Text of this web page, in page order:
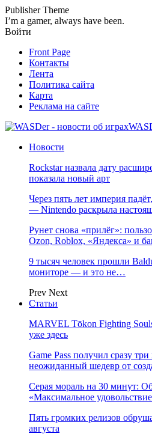
Publisher Theme
I’m a gamer, always have been.
Войти
Front Page
Контакты
Лента
Политика сайта
Карта
Реклама на сайте
Новости
Rockstar назвала дату
показала новый арт
Через пять лет империя
— Nintendo раскрыла
Рунет снова «прилёг»:
Ozon, Roblox, «Яндекса» и
9 тысяч человек прошли
мониторе — и это не…
Prev Next
Статьи
MARVEL Tōkon Fighting
уже здесь
Game Pass получил сразу
неожиданный шедевр от
Серая мораль на 30 минут:
«Максимальное
Пять громких релизов
августа